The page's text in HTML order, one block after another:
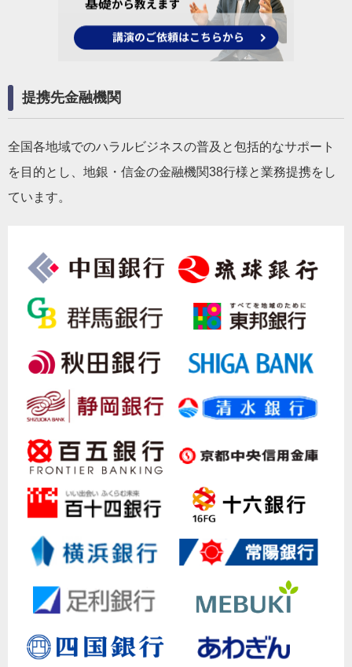
提携先金融機関
全国各地域でのハラルビジネスの普及と包括的なサポート
を目的とし、地銀・信金の金融機関38行様と業務提携をし
ています。